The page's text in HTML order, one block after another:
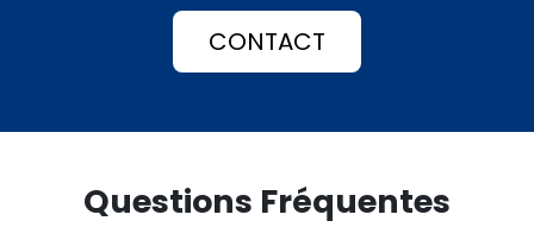
CONTACT
Questions Fréquentes